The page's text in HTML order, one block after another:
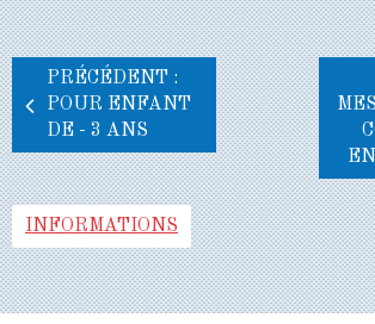
PRÉCÉDENT :
POUR ENFANT
DE - 3 ANS
INFORMATIONS